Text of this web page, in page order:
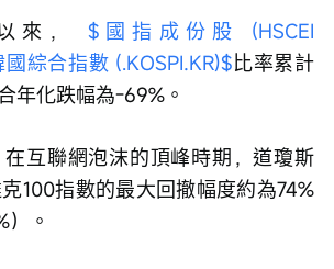
來， $國指成份股 (HSCEI
國綜合指數 (.KOSPI.KR)$比率累計
年化跌幅為-69%。
互聯網泡沫的頂峰時期，道瓊斯
100指數的最大回撤幅度約為74%
）。